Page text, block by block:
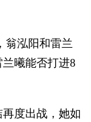
翁泓阳和雷兰
曦能否打进8
度出战，她如